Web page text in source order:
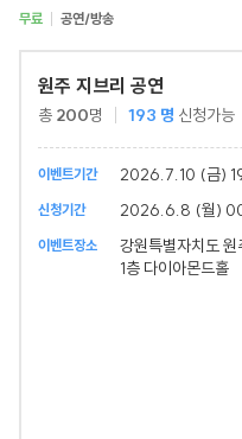
무료 공연/방송
원주 지브리 공연
총 200명 193 명 신청가능
이벤트기간 2026.7.10 (금)
신청기간 2026.6.8 (월)
이벤트장소
강원특별자치도
1층 다이아몬드홀